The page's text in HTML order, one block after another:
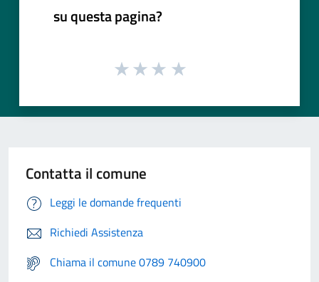
su questa pagina?
Contatta il comune
Leggi le domande frequenti
Richiedi Assistenza
Chiama il comune 0789 740900